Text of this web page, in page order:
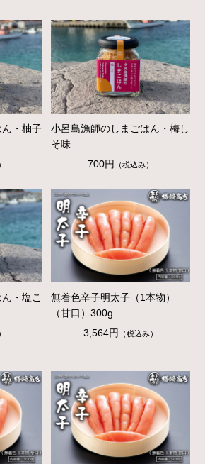
・柚子
小呂島漁師のしまごはん・梅し
そ味
700円
（税込み）
・塩こ
無着色辛子明太子（1本物）
（甘口）300g
3,564円
（税込み）